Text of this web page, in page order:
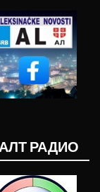
РАДИО